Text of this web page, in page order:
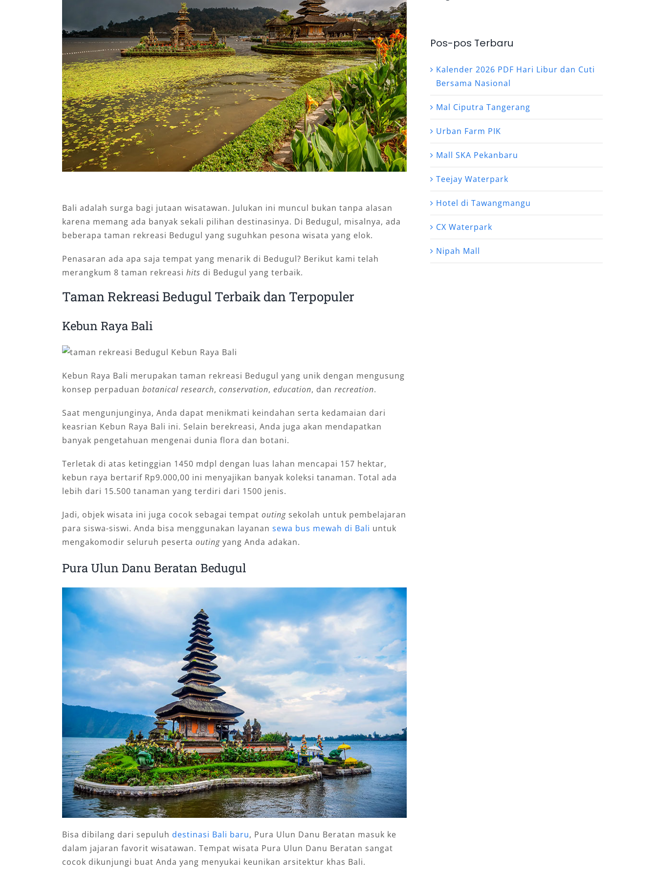
Bali adalah surga bagi jutaan wisatawan. Julukan ini muncul bukan tanpa alasan
karena memang ada banyak sekali pilihan destinasinya. Di Bedugul, misalnya, ada
beberapa taman rekreasi Bedugul yang suguhkan pesona wisata yang elok.
Penasaran ada apa saja tempat yang menarik di Bedugul? Berikut kami telah
merangkum 8 taman rekreasi hits di Bedugul yang terbaik.
Taman Rekreasi Bedugul Terbaik dan Terpopuler
Kebun Raya Bali
Kebun Raya Bali merupakan taman rekreasi Bedugul yang unik dengan mengusung
konsep perpaduan botanical research, conservation, education, dan recreation.
Saat mengunjunginya, Anda dapat menikmati keindahan serta kedamaian dari
keasrian Kebun Raya Bali ini. Selain berekreasi, Anda juga akan mendapatkan
banyak pengetahuan mengenai dunia flora dan botani.
Terletak di atas ketinggian 1450 mdpl dengan luas lahan mencapai 157 hektar,
kebun raya bertarif Rp9.000,00 ini menyajikan banyak koleksi tanaman. Total ada
lebih dari 15.500 tanaman yang terdiri dari 1500 jenis.
Jadi, objek wisata ini juga cocok sebagai tempat outingsekolah untuk pembelajaran
para siswa-siswi. Anda bisa menggunakan layanan sewa bus mewah di Bali untuk
mengakomodir seluruh peserta outingyang Anda adakan.
Pura Ulun Danu Beratan Bedugul
Bisa dibilang dari sepuluh destinasi Bali baru, Pura Ulun Danu Beratan masuk ke
dalam jajaran favorit wisatawan. Tempat wisata Pura Ulun Danu Beratan sangat
cocok dikunjungi buat Anda yang menyukai keunikan arsitektur khas Bali.
Pos-pos Terbaru
Kalender 2026 PDF Hari Libur dan Cuti
Bersama Nasional
Mal Ciputra Tangerang
Urban Farm PIK
Mall SKA Pekanbaru
Teejay Waterpark
Hotel di Tawangmangu
CX Waterpark
Nipah Mall